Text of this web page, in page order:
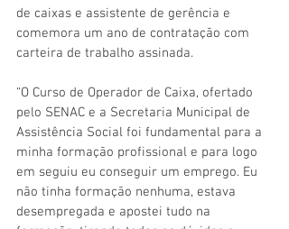
de caixas e assistente de gerência e
comemora um ano de contratação com
carteira de trabalho assinada.
“O Curso de Operador de Caixa, ofertado
pelo SENAC e a Secretaria Municipal de
Assistência Social foi fundamental para a
minha formação profissional e para logo
em seguiu eu conseguir um emprego. Eu
não tinha formação nenhuma, estava
desempregada e apostei tudo na